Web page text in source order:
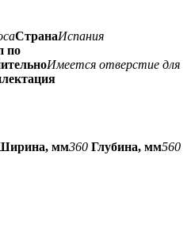
СтранаИспания
по
Имеется отверстие для
мм360 Глубина, мм560